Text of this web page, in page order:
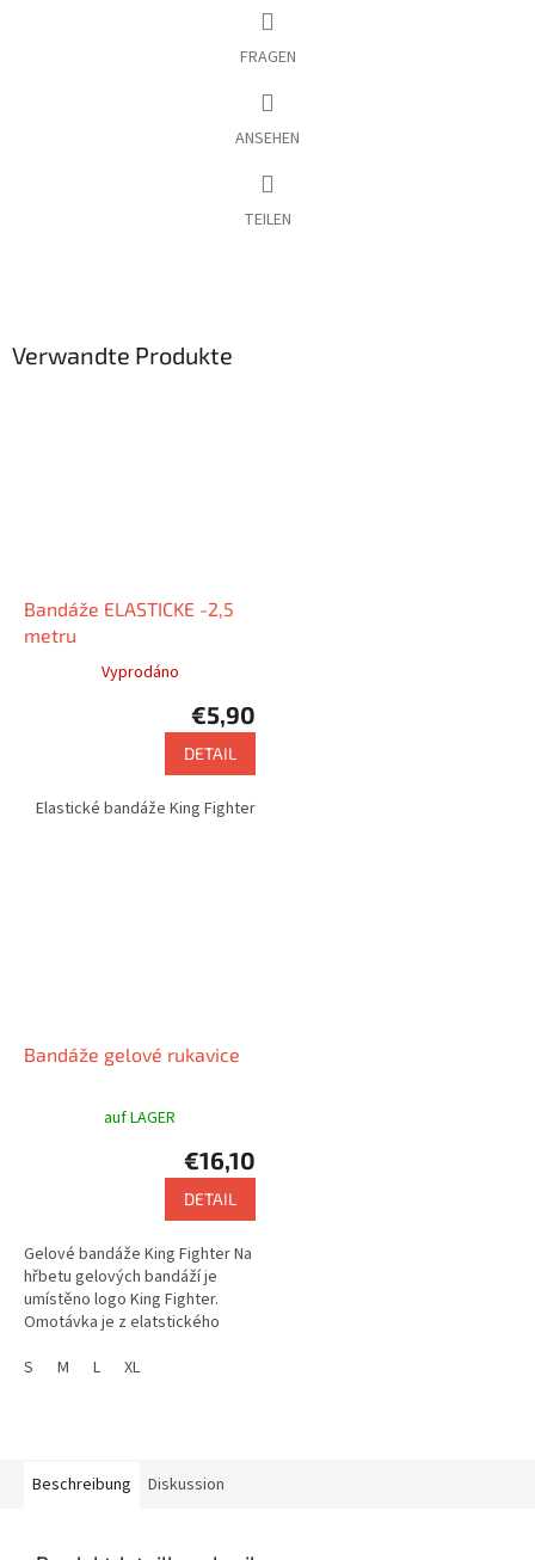
FRAGEN
ANSEHEN
TEILEN
Verwandte Produkte
Bandáže ELASTICKE -2,5
metru
Vyprodáno
€5,90
DETAIL
Elastické bandáže King Fighter
Bandáže gelové rukavice
auf LAGER
€16,10
DETAIL
Gelové bandáže King Fighter Na
hřbetu gelových bandáží je
umístěno logo King Fighter.
Omotávka je z elatstického
S
M L XL
Beschreibung Diskussion